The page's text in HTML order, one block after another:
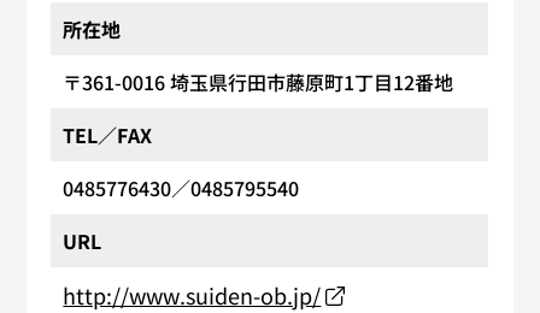
所在地
〒361-0016埼玉県行田市藤原町1丁目12番地
TEL／FAX
0485776430／0485795540
URL
http://www.suiden-ob.jp/